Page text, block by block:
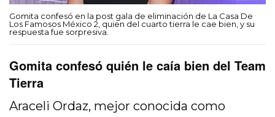
Gomita confesó en la post gala de eliminación de La Casa De
Los Famosos México 2, quien del cuarto tierra le cae bien, y su
respuesta fue sorpresiva.
Gomita confesó quién le caía bien del Team
Tierra
Araceli Ordaz, mejor conocida como